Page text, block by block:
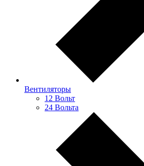
Вентиляторы
12 Вольт
24 Вольта